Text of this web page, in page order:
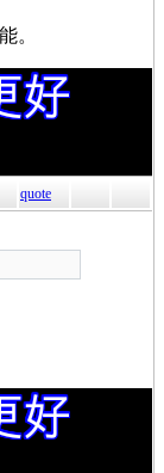
。
quote